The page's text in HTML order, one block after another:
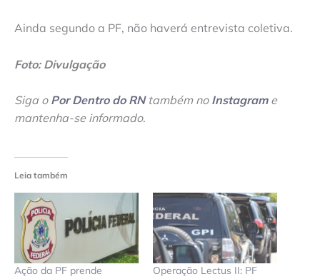
Ainda segundo a PF, não haverá entrevista coletiva.
Foto: Divulgação
Siga o Por Dentro do RNtambém no Instagrame
mantenha-se informado.
Leia também
Ação da PF prende
Operação Lectus II: PF